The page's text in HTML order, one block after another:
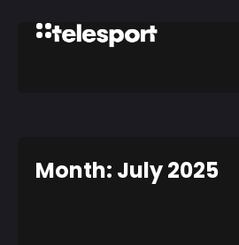
Month: July 2025